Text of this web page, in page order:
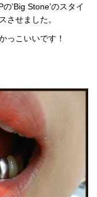
’Big Stone’のスタイ
させました。
っこいいです！